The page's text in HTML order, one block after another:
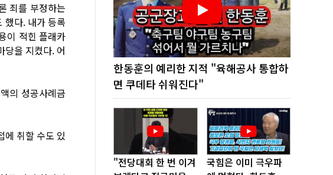
죄를 부정하는
했다. 내가 등록
이 적힌 플래카
당을 지켰다. 어
의 성공사례금
에 취할 수도 있
한동훈의 예리한 지적 "육해공사 통합하
면 쿠데타 쉬워진다"
"전당대회 한 번 이겨
국힘은 이미 극우파